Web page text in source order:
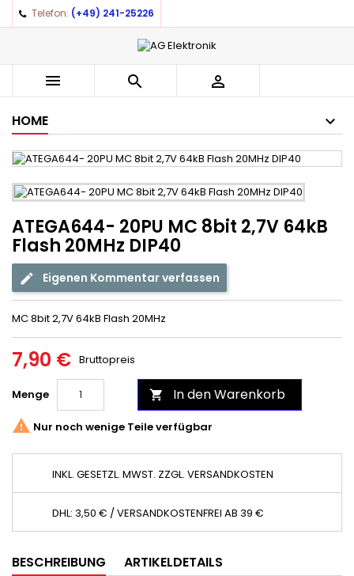
Telefon: (+49) 241-25226
  
HOME
ATEGA644- 20PU MC 8bit 2,7V 64kB
Flash 20MHz DIP40
Eigenen Kommentar verfassen
MC 8bit 2,7V 64kB Flash 20MHz
7,90 € Bruttopreis
Menge  In den Warenkorb
 Nur noch wenige Teile verfügbar
INKL. GESETZL. MWST. ZZGL. VERSANDKOSTEN
DHL: 3,50 € / VERSANDKOSTENFREI AB 39 €
BESCHREIBUNG ARTIKELDETAILS